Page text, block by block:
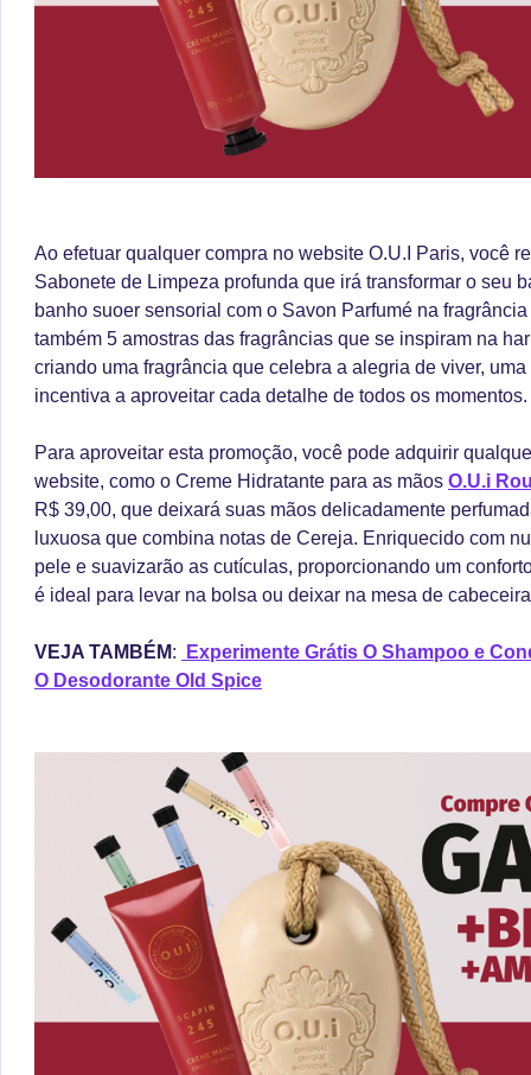
Ao efetuar qualquer compra no website O.U.I Paris, você
Sabonete de Limpeza profunda que irá transformar o seu
banho suoer sensorial com o Savon Parfumé na
também 5 amostras das fragrâncias que se inspiram na
criando uma fragrância que celebra a alegria de viver,
incentiva a aproveitar cada detalhe de todos os momentos.
Para aproveitar esta promoção, você pode adquirir
website, como o Creme Hidratante para as mãos O.U.i
R$ 39,00, que deixará suas mãos delicadamente
luxuosa que combina notas de Cereja. Enriquecido com
pele e suavizarão as cutículas, proporcionando um
é ideal para levar na bolsa ou deixar na mesa de
VEJA TAMBÉM:
Experimente Grátis O Shampoo e
O Desodorante Old Spice